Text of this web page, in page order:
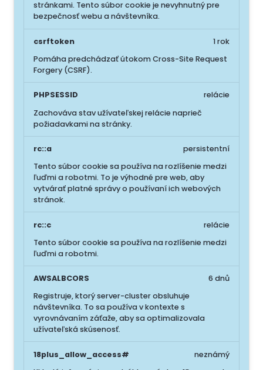
stránkami. Tento súbor cookie je nevyhnutný pre
bezpečnosť webu a návštevníka.
csrftoken
Pomáha predchádzať útokom Cross-Site Request
Forgery (CSRF).
1 rok
PHPSESSID
Zachováva stav užívateľskej relácie naprieč
požiadavkami na stránky.
relácie
rc::a
Tento súbor cookie sa používa na rozlíšenie medzi
ľuďmi a robotmi. To je výhodné pre web, aby
vytvárať platné správy o používaní ich webových
stránok.
persistentní
rc::c
Tento súbor cookie sa používa na rozlíšenie medzi
ľuďmi a robotmi.
relácie
AWSALBCORS
Registruje, ktorý server-cluster obsluhuje
návštevníka. To sa používa v kontexte s
vyrovnávaním záťaže, aby sa optimalizovala
užívateľská skúsenosť.
6 dnů
18plus_allow_access#
neznámý